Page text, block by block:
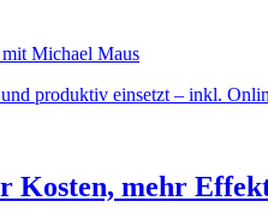
produktiv einsetzt – inkl.
Kosten, mehr